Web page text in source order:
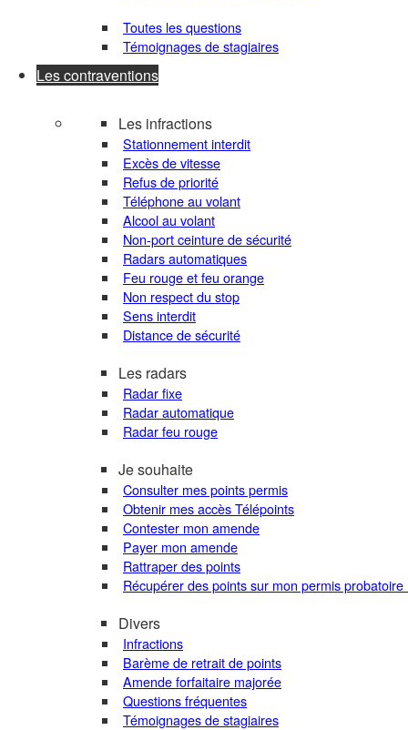
Toutes les questions
Témoignages de stagiaires
Les contraventions
Les infractions
Stationnement interdit
Excès de vitesse
Refus de priorité
Téléphone au volant
Alcool au volant
Non-port ceinture de sécurité
Radars automatiques
Feu rouge et feu orange
Non respect du stop
Sens interdit
Distance de sécurité
Les radars
Radar fixe
Radar automatique
Radar feu rouge
Je souhaite
Consulter mes points permis
Obtenir mes accès Télépoints
Contester mon amende
Payer mon amende
Rattraper des points
Récupérer des points sur mon permis probatoire
Divers
Infractions
Barème de retrait de points
Amende forfaitaire majorée
Questions fréquentes
Témoignages de stagiaires